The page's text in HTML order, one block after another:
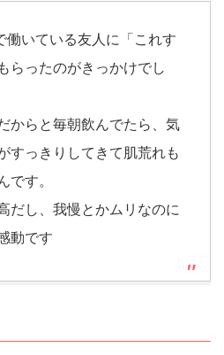
働いている友人に「これす
らったのがきっかけでし
からと毎朝飲んでたら、気
すっきりしてきて肌荒れも
です。
だし、我慢とかムリなのに
動です